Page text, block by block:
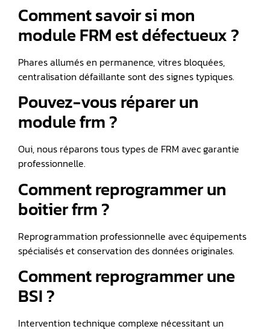
Comment savoir si mon
module FRM est défectueux ?
Phares allumés en permanence, vitres bloquées,
centralisation défaillante sont des signes typiques.
Pouvez-vous réparer un
module frm ?
Oui, nous réparons tous types de FRM avec garantie
professionnelle.
Comment reprogrammer un
boitier frm ?
Reprogrammation professionnelle avec équipements
spécialisés et conservation des données originales.
Comment reprogrammer une
BSI ?
Intervention technique complexe nécessitant un